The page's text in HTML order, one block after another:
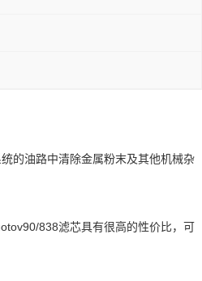
的油路中清除金属粉末及其他机械杂
838滤芯具有很高的性价比，可